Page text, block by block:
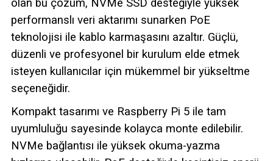
olan bu çözüm, NVMe SSD desteğiyle yüksek
performanslı veri aktarımı sunarken PoE
teknolojisi ile kablo karmaşasını azaltır. Güçlü,
düzenli ve profesyonel bir kurulum elde etmek
isteyen kullanıcılar için mükemmel bir yükseltme
seçeneğidir.
Kompakt tasarımı ve Raspberry Pi 5 ile tam
uyumluluğu sayesinde kolayca monte edilebilir.
NVMe bağlantısı ile yüksek okuma-yazma